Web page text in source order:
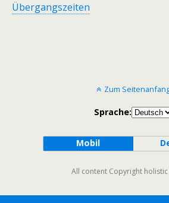
Übergangszeiten
Zum
Sprache:
Mobil
All content Copyright